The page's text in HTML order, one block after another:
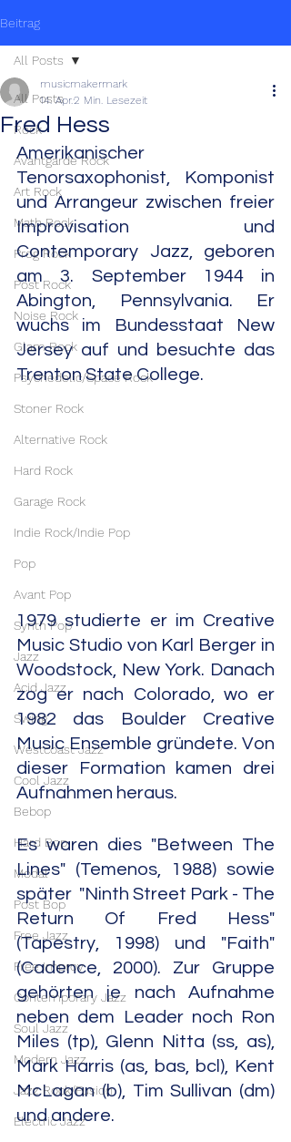
Beitrag
All Posts
Rock
Avantgarde Rock
Art Rock
Math Rock
Prog Rock
Post Rock
Noise Rock
Glam Rock
Psychedelic/Space Rock
Stoner Rock
Alternative Rock
Hard Rock
Garage Rock
Indie Rock/Indie Pop
Pop
Avant Pop
Synth Pop
Jazz
Acid Jazz
Swing
Westcoast Jazz
Cool Jazz
Bebop
Hard Bop
Modal
Post Bop
Free Jazz
Free Improv
Contemporary Jazz
Soul Jazz
Modern Jazz
Jazz Rock/Fusion
Electric Jazz
All Posts
Fred Hess
musicmakermark
14. Apr.2 Min. Lesezeit
Amerikanischer
Tenorsaxophonist, Komponist
und Arrangeur zwischen freier
Improvisation und
Contemporary Jazz, geboren
am 3. September 1944 in
Abington, Pennsylvania. Er
wuchs im Bundesstaat New
Jersey auf und besuchte das
Trenton State College.
1979 studierte er im Creative
Music Studio von Karl Berger in
Woodstock, New York. Danach
zog er nach Colorado, wo er
1982 das Boulder Creative
Music Ensemble gründete. Von
dieser Formation kamen drei
Aufnahmen heraus.
Es waren dies "Between The
Lines" (Temenos, 1988) sowie
später  "Ninth Street Park - The
Return Of Fred Hess"
(Tapestry, 1998) und "Faith"
(Cadence, 2000). Zur Gruppe
gehörten je nach Aufnahme
neben dem Leader noch Ron
Miles (tp), Glenn Nitta (ss, as),
Mark Harris (as, bas, bcl), Kent
McLagan (b), Tim Sullivan (dm)
und andere.